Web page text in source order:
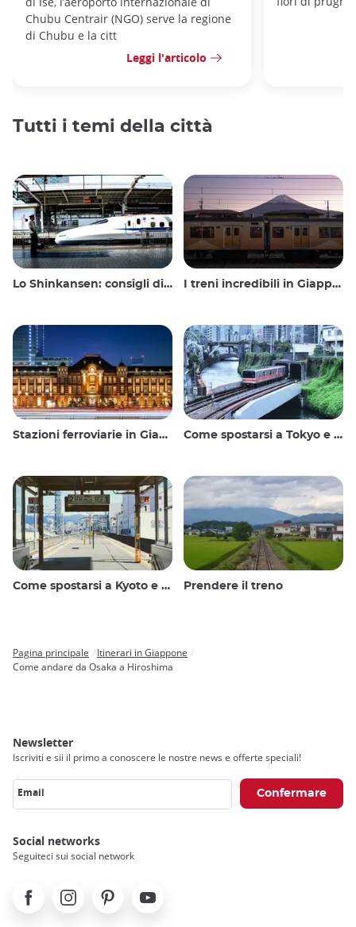
Chubu Centrair (NGO) serve la regione
di Chubu e la citt
Leggi l'articolo
Tutti i temi della città
Lo Shinkansen: consigli di viaggio per il treno proiettile giapponese I treni incredibili in Giappone
Stazioni ferroviarie in Giappone Come spostarsi a Tokyo e dintorni
Come spostarsi a Kyoto e dintorni Prendere il treno
Breadcrumb
Pagina principale
Itinerari in Giappone
Come andare da Osaka a Hiroshima
Newsletter
Iscriviti e sii il primo a conoscere le nostre news e offerte speciali!
Email
Social networks
Seguiteci sui social network
FacebookInstagramPinterest Youtube